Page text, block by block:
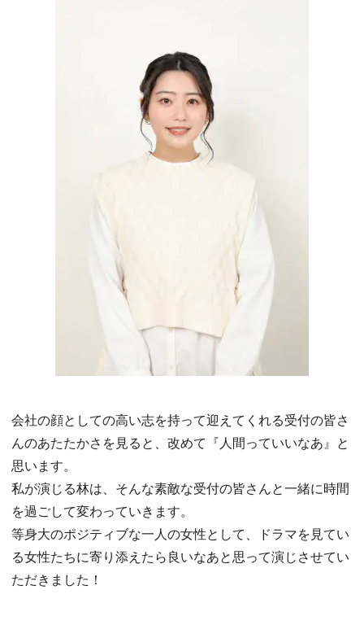
会社の顔としての高い志を持って迎えてくれる受付の皆さ
んのあたたかさを見ると、改めて『人間っていいなあ』と
思います。
私が演じる林は、そんな素敵な受付の皆さんと一緒に時間
を過ごして変わっていきます。
等身大のポジティブな一人の女性として、ドラマを見てい
る女性たちに寄り添えたら良いなあと思って演じさせてい
ただきました！